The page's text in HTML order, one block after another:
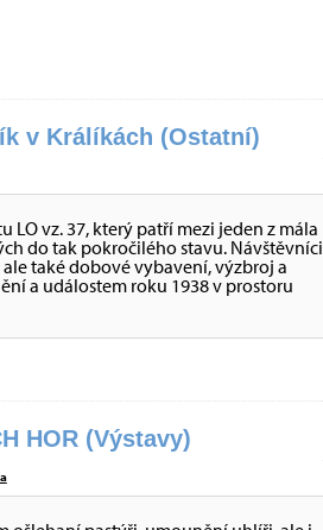
v Králíkách (Ostatní)
vz. 37, který patří mezi jeden z mála
do tak pokročilého stavu. Návštěvníci
také dobové vybavení, výzbroj a
a událostem roku 1938 v prostoru
HOR (Výstavy)